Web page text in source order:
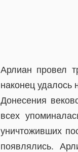
Арлиан провел
наконец удалось
Донесения
всех
уничтоживших
появлялись.